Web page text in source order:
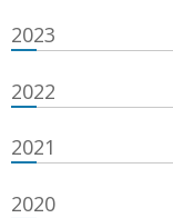
2023
2022
2021
2020